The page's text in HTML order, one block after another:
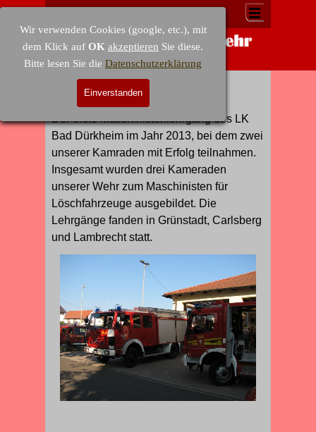
Wir verwenden Cookies (google, etc.), mit
dem Klick auf OK akzeptieren Sie diese.
Bitte lesen Sie die Datenschutzerklärung
Einverstanden
Direkt zum Seiteninhalt Menü überspringen
Maschinisten 2013
Der erste Maschinistenlehrgang des LK
Bad Dürkheim im Jahr 2013, bei dem zwei
unserer Kamraden mit Erfolg teilnahmen.
Insgesamt wurden drei Kameraden
unserer Wehr zum Maschinisten für
Löschfahrzeuge ausgebildet. Die
Lehrgänge fanden in Grünstadt, Carlsberg
und Lambrecht statt.